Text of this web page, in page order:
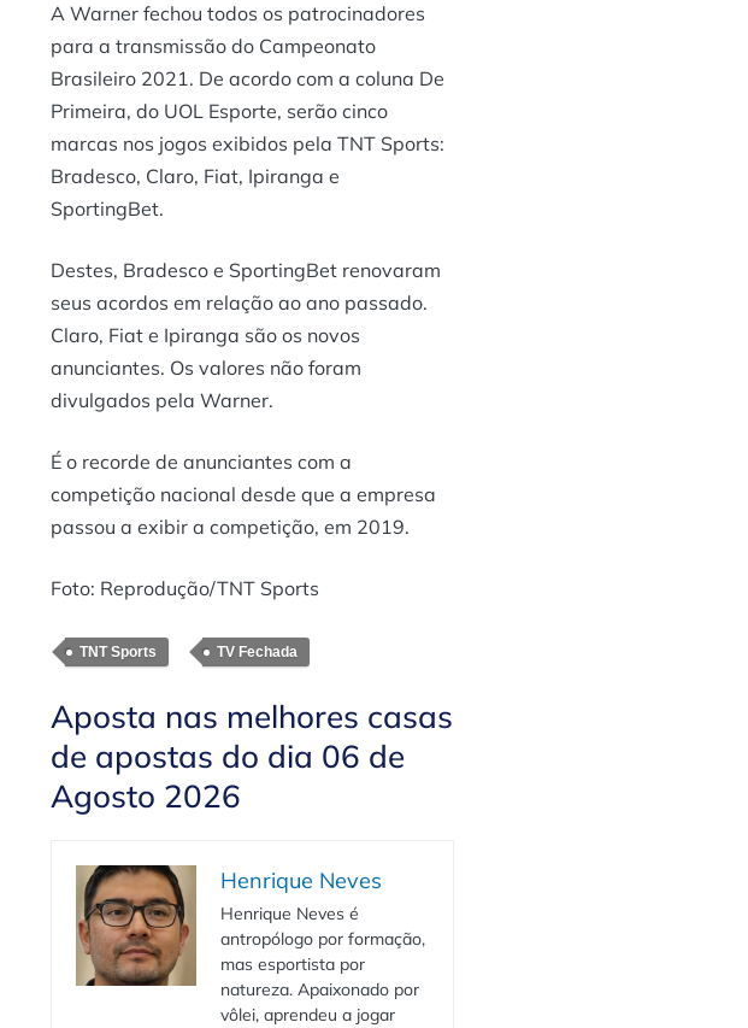
A Warner fechou todos os patrocinadores
para a transmissão do Campeonato
Brasileiro 2021. De acordo com a coluna De
Primeira, do UOL Esporte, serão cinco
marcas nos jogos exibidos pela TNT Sports:
Bradesco, Claro, Fiat, Ipiranga e
SportingBet.
Destes, Bradesco e SportingBet renovaram
seus acordos em relação ao ano passado.
Claro, Fiat e Ipiranga são os novos
anunciantes. Os valores não foram
divulgados pela Warner.
É o recorde de anunciantes com a
competição nacional desde que a empresa
passou a exibir a competição, em 2019.
Foto: Reprodução/TNT Sports
TNT Sports TV Fechada
Aposta nas melhores casas
de apostas do dia 06 de
Agosto 2026
Henrique Neves
Henrique Neves é
antropólogo por formação,
mas esportista por
natureza. Apaixonado por
vôlei, aprendeu a jogar